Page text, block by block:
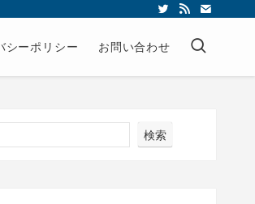
シーポリシー お問い合わせ
検索